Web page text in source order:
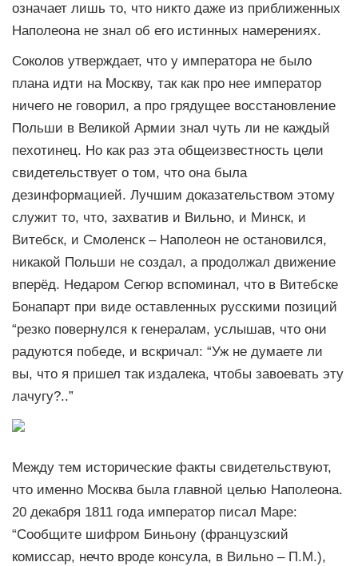
означает лишь то, что никто даже из приближенных
Наполеона не знал об его истинных намерениях.
Соколов утверждает, что у императора не было
плана идти на Москву, так как про нее император
ничего не говорил, а про грядущее восстановление
Польши в Великой Армии знал чуть ли не каждый
пехотинец. Но как раз эта общеизвестность цели
свидетельствует о том, что она была
дезинформацией. Лучшим доказательством этому
служит то, что, захватив и Вильно, и Минск, и
Витебск, и Смоленск – Наполеон не остановился,
никакой Польши не создал, а продолжал движение
вперёд. Недаром Сегюр вспоминал, что в Витебске
Бонапарт при виде оставленных русскими позиций
“резко повернулся к генералам, услышав, что они
радуются победе, и вскричал: “Уж не думаете ли
вы, что я пришел так издалека, чтобы завоевать эту
лачугу?..”
Между тем исторические факты свидетельствуют,
что именно Москва была главной целью Наполеона.
20 декабря 1811 года император писал Маре:
“Сообщите шифром Биньону (французский
комиссар, нечто вроде консула, в Вильно – П.М.),